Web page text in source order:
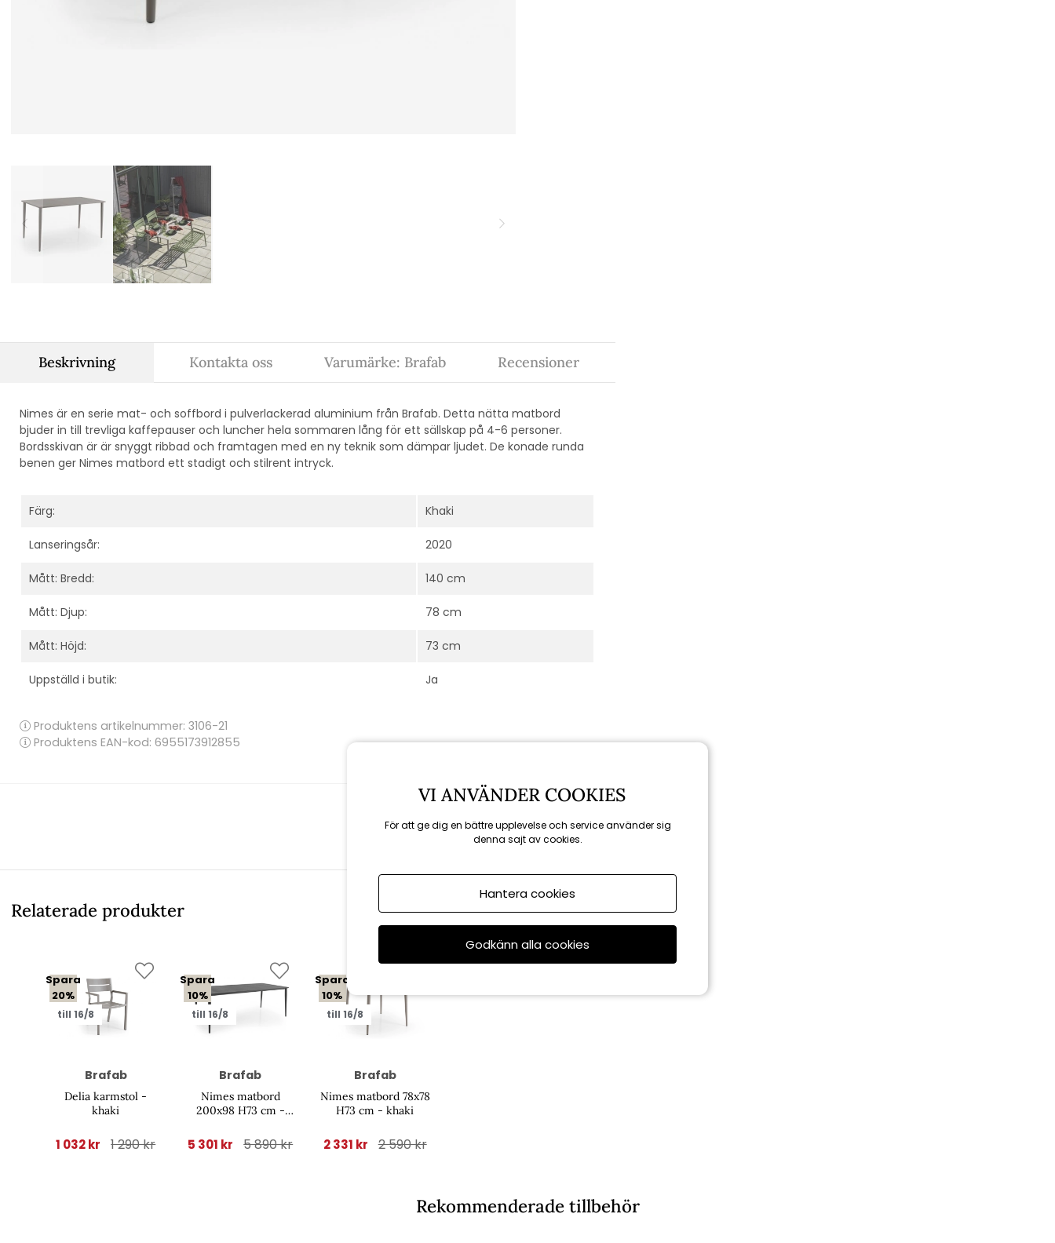
Beskrivning
Nimes är en serie mat- och soffbord i pulverlackerad aluminium från Brafab. Detta nätta matbord
bjuder in till trevliga kaffepauser och luncher hela sommaren lång för ett sällskap på 4-6 personer.
Bordsskivan är är snyggt ribbad och framtagen med en ny teknik som dämpar ljudet. De konade runda
benen ger Nimes matbord ett stadigt och stilrent intryck.
Färg: Khaki
Lanseringsår: 2020
Mått: Bredd: 140 cm
Mått: Djup: 78 cm
Mått: Höjd: 73 cm
Uppställd i butik: Ja
Produktens artikelnummer: 3106-21
Produktens EAN-kod: 6955173912855
Kontakta oss Varumärke: Brafab Recensioner
Relaterade produkter
Spara
20%
till 16/8
Brafab
Delia karmstol -
khaki
1 032 kr 1 290 kr
Spara
10%
till 16/8
Brafab
Nimes matbord
200x98 H73 cm -
5 301 kr 5 890 kr
Spara
10%
till 16/8
Brafab
Nimes matbord 78x78
H73 cm - khaki
2 331 kr 2 590 kr
Rekommenderade tillbehör
VI ANVÄNDER COOKIES
För att ge dig en bättre upplevelse och service använder sig
denna sajt av cookies.
Hantera cookies
Godkänn alla cookies